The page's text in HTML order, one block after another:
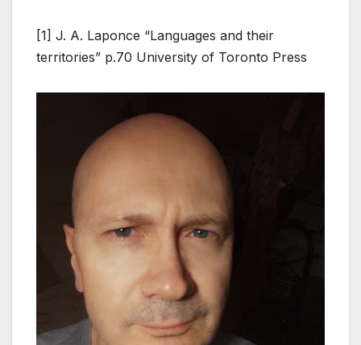
[1] J. A. Laponce “Languages and their
territories” p.70 University of Toronto Press